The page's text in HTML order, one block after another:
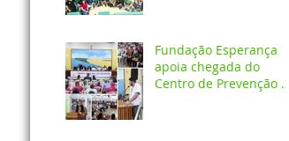
do SUS
Fundação Esperança
apoia chegada do
Centro de Prevenção do